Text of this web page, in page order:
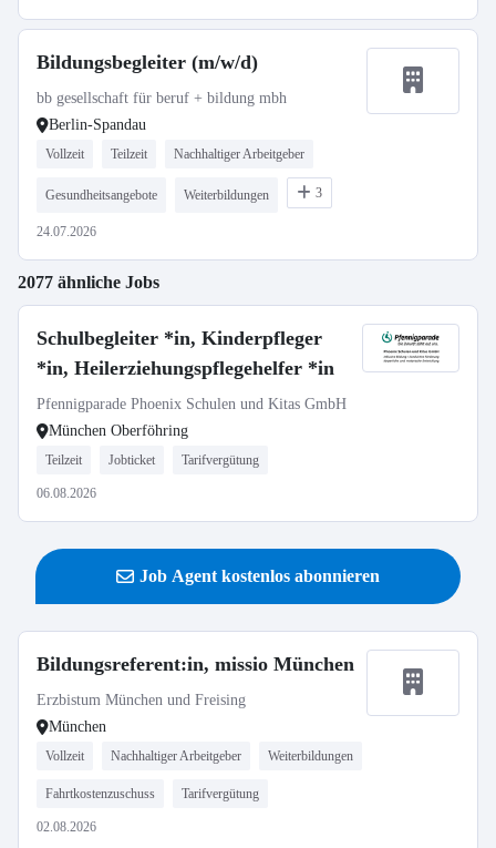
Bildungsbegleiter (m/w/d)
bb gesellschaft für beruf + bildung mbh
Berlin-Spandau
Vollzeit Teilzeit Nachhaltiger Arbeitgeber
Gesundheitsangebote Weiterbildungen 3
24.07.2026
2077 ähnliche Jobs
Schulbegleiter *in, Kinderpfleger
*in, Heilerziehungspflegehelfer *in
Pfennigparade Phoenix Schulen und Kitas GmbH
München Oberföhring
Teilzeit Jobticket Tarifvergütung
06.08.2026
Job Agent kostenlos abonnieren
Bildungsreferent:in, missio München
Erzbistum München und Freising
München
Vollzeit Nachhaltiger Arbeitgeber Weiterbildungen
Fahrtkostenzuschuss Tarifvergütung
02.08.2026